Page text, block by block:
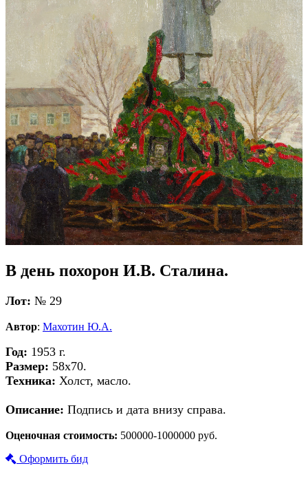
В день похорон И.В. Сталина.
Лот: № 29
Автор: Махотин Ю.А.
Год: 1953 г.
Размер: 58х70.
Техника: Холст, масло.
Описание: Подпись и дата внизу справа.
Оценочная стоимость: 500000-1000000 руб.
Оформить бид